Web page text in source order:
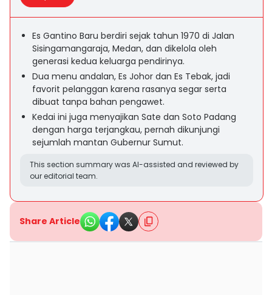
Es Gantino Baru berdiri sejak tahun 1970 di Jalan
Sisingamangaraja, Medan, dan dikelola oleh
generasi kedua keluarga pendirinya.
Dua menu andalan, Es Johor dan Es Tebak, jadi
favorit pelanggan karena rasanya segar serta
dibuat tanpa bahan pengawet.
Kedai ini juga menyajikan Sate dan Soto Padang
dengan harga terjangkau, pernah dikunjungi
sejumlah mantan Gubernur Sumut.
This section summary was AI-assisted and reviewed by
our editorial team.
Share Article